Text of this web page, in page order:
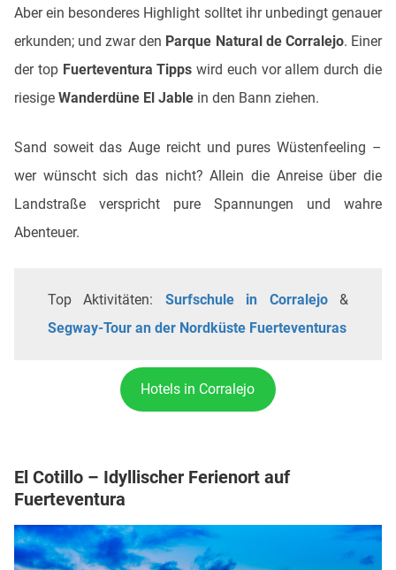
Aber ein besonderes Highlight solltet ihr unbedingt genauer
erkunden; und zwar den Parque Natural de Corralejo. Einer
der top Fuerteventura Tipps wird euch vor allem durch die
riesige Wanderdüne El Jable in den Bann ziehen.
Sand soweit das Auge reicht und pures Wüstenfeeling –
wer wünscht sich das nicht? Allein die Anreise über die
Landstraße verspricht pure Spannungen und wahre
Abenteuer.
Top Aktivitäten: Surfschule in Corralejo&
Segway-Tour an der Nordküste Fuerteventuras
Hotels in Corralejo
El Cotillo – Idyllischer Ferienort auf
Fuerteventura